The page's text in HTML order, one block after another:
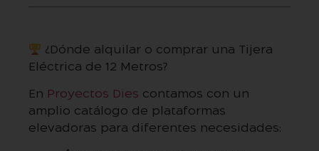
¿Dónde alquilar o comprar una Tijera
Eléctrica de 12 Metros?
En Proyectos Dies contamos con un
amplio catálogo de plataformas
elevadoras para diferentes necesidades: